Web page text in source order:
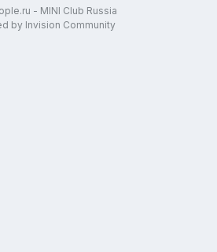
- MINI Club Russia
by Invision Community